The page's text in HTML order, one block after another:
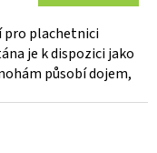
pro plachetnici
je k dispozici jako
působí dojem,